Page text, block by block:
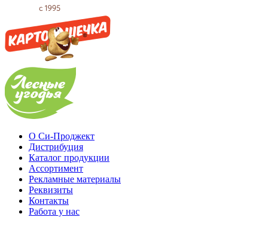
О Си-Проджект
Дистрибуция
Каталог продукции
Ассортимент
Рекламные материалы
Реквизиты
Контакты
Работа у нас